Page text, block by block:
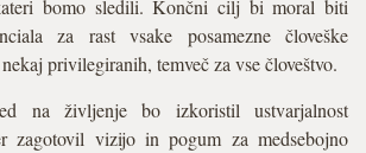
bomo sledili. Končni cilj bi moral biti
za rast vsake posamezne človeške
privilegiranih, temveč za vse človeštvo.
na življenje bo izkoristil ustvarjalnost
zagotovil vizijo in pogum za medsebojno